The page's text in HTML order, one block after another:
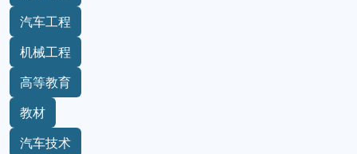
汽车工程
机械工程
高等教育
教材
汽车技术